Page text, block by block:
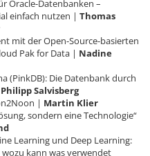
Oracle-Datenbanken –
einfach nutzen | Thomas
mit der Open-Source-basierten
Pak for Data | Nadine
(PinkDB): Die Datenbank durch
Salvisberg
| Martin Klier
sondern eine Technologie“
Learning und Deep Learning:
kann was verwendet